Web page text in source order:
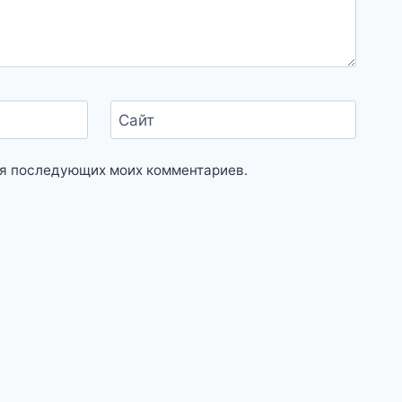
Сайт
последующих моих комментариев.